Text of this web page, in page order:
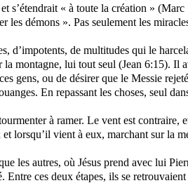
s’étendrait « à toute la création »
démons ». Pas seulement les
d’impotents, de multitudes qui le
montagne, lui tout seul (Jean 6:15). Il
gens, ou de désirer que le Messie
En repassant les choses, seul
à ramer. Le vent est contraire,
lorsqu’il vient à eux, marchant sur la
les autres, où Jésus prend avec lui
ces deux étapes, ils se